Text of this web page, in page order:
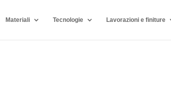
Materiali Tecnologie Lavorazioni e finiture